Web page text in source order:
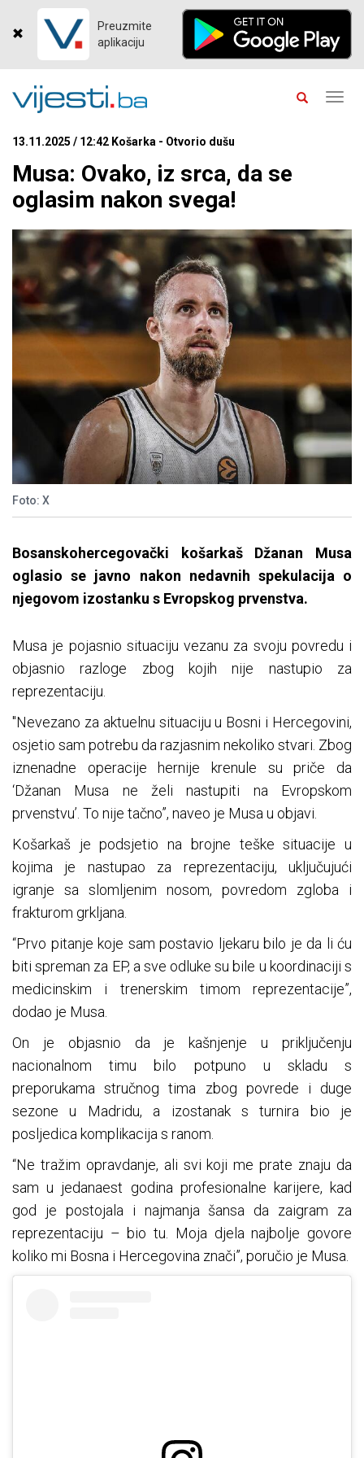
Preuzmite
aplikaciju
13.11.2025 / 12:42 Košarka - Otvorio dušu
Musa: Ovako, iz srca, da se
oglasim nakon svega!
Foto: X
Bosanskohercegovački košarkaš Džanan Musa
oglasio se javno nakon nedavnih spekulacija o
njegovom izostanku s Evropskog prvenstva.
Musa je pojasnio situaciju vezanu za svoju povredu i
objasnio razloge zbog kojih nije nastupio za
reprezentaciju.
"Nevezano za aktuelnu situaciju u Bosni i Hercegovini,
osjetio sam potrebu da razjasnim nekoliko stvari. Zbog
iznenadne operacije hernije krenule su priče da
‘Džanan Musa ne želi nastupiti na Evropskom
prvenstvu’. To nije tačno”, naveo je Musa u objavi.
Košarkaš je podsjetio na brojne teške situacije u
kojima je nastupao za reprezentaciju, uključujući
igranje sa slomljenim nosom, povredom zgloba i
frakturom grkljana.
“Prvo pitanje koje sam postavio ljekaru bilo je da li ću
biti spreman za EP, a sve odluke su bile u koordinaciji s
medicinskim i trenerskim timom reprezentacije”,
dodao je Musa.
On je objasnio da je kašnjenje u priključenju
nacionalnom timu bilo potpuno u skladu s
preporukama stručnog tima zbog povrede i duge
sezone u Madridu, a izostanak s turnira bio je
posljedica komplikacija s ranom.
“Ne tražim opravdanje, ali svi koji me prate znaju da
sam u jedanaest godina profesionalne karijere, kad
god je postojala i najmanja šansa da zaigram za
reprezentaciju – bio tu. Moja djela najbolje govore
koliko mi Bosna i Hercegovina znači”, poručio je Musa.